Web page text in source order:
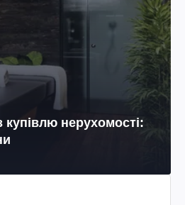
купівлю нерухомості: